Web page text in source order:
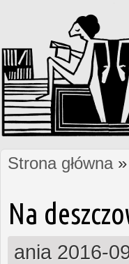
Jesteś tutaj
Strona główna»
Na
ania 2016-